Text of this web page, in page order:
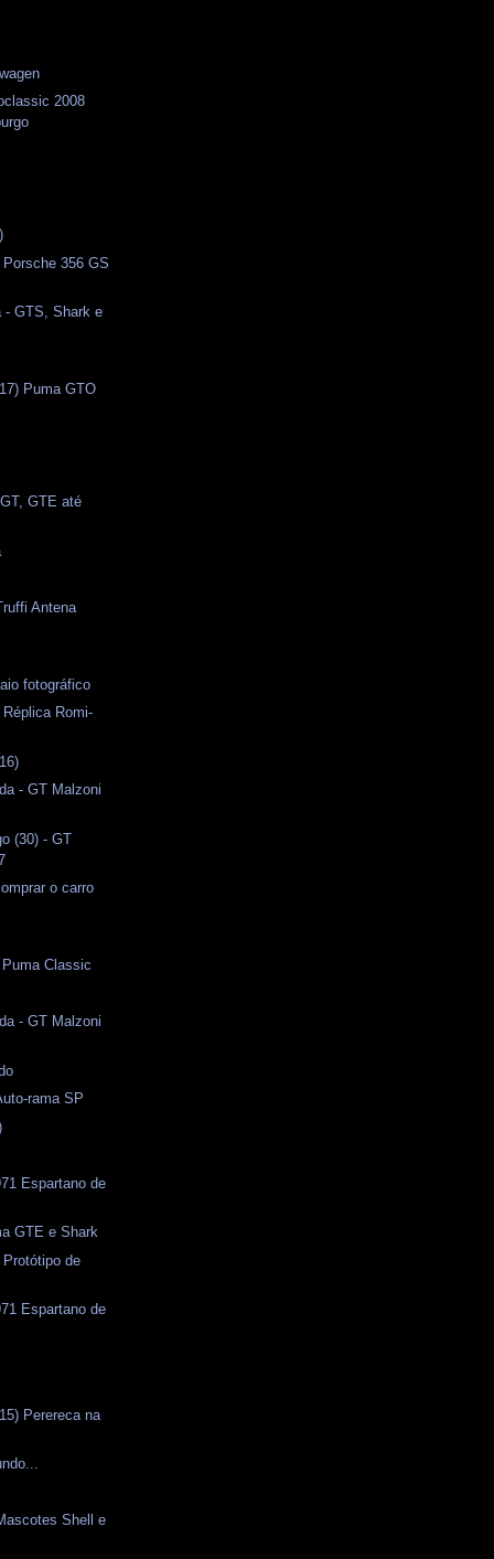
2008
356 GS
- GTS, Shark e
Puma GTO
GTE até
Antena
fotográfico
Réplica Romi-
- GT Malzoni
(30) - GT
o carro
Puma Classic
- GT Malzoni
rama SP
Espartano de
GTE e Shark
Protótipo de
Espartano de
Perereca na
Shell e